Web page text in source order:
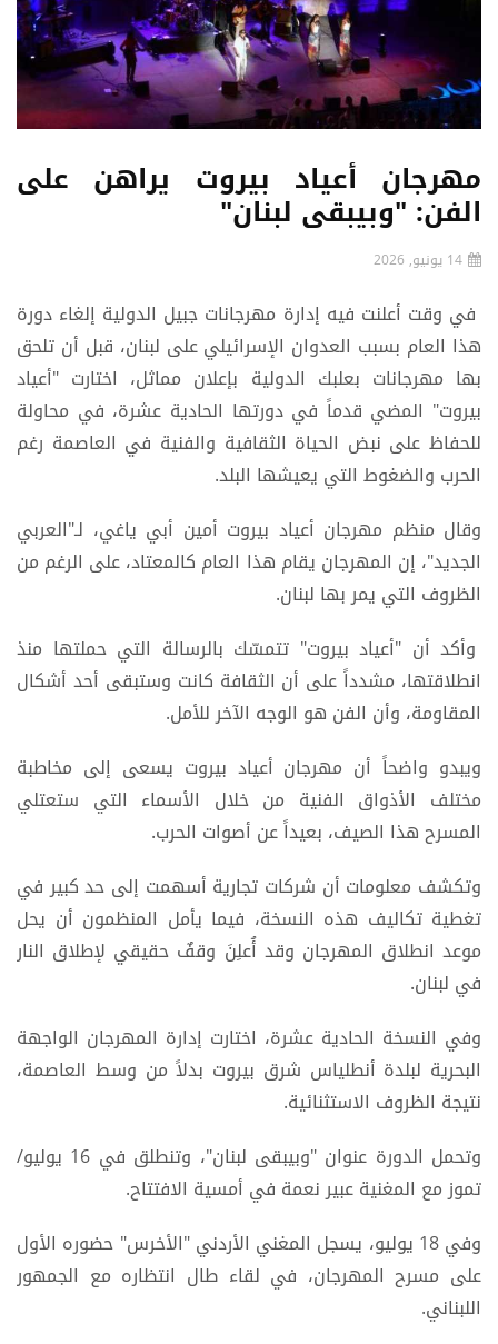
مهرجان أعياد بيروت يراهن على
الفن: "وبيبقى لبنان"
14 يونيو, 2026
في وقت أعلنت فيه إدارة مهرجانات جبيل الدولية إلغاء دورة
هذا العام بسبب العدوان الإسرائيلي على لبنان، قبل أن تلحق
بها مهرجانات بعلبك الدولية بإعلان مماثل، اختارت "أعياد
بيروت" المضي قدماً في دورتها الحادية عشرة، في محاولة
للحفاظ على نبض الحياة الثقافية والفنية في العاصمة رغم
الحرب والضغوط التي يعيشها البلد.
وقال منظم مهرجان أعياد بيروت أمين أبي ياغي، لـ"العربي
الجديد"، إن المهرجان يقام هذا العام كالمعتاد، على الرغم من
الظروف التي يمر بها لبنان.
وأكد أن "أعياد بيروت" تتمسّك بالرسالة التي حملتها منذ
انطلاقتها، مشدداً على أن الثقافة كانت وستبقى أحد أشكال
المقاومة، وأن الفن هو الوجه الآخر للأمل.
ويبدو واضحاً أن مهرجان أعياد بيروت يسعى إلى مخاطبة
مختلف الأذواق الفنية من خلال الأسماء التي ستعتلي
المسرح هذا الصيف، بعيداً عن أصوات الحرب.
وتكشف معلومات أن شركات تجارية أسهمت إلى حد كبير في
تغطية تكاليف هذه النسخة، فيما يأمل المنظمون أن يحل
موعد انطلاق المهرجان وقد أُعلِنَ وقفٌ حقيقي لإطلاق النار
في لبنان.
وفي النسخة الحادية عشرة، اختارت إدارة المهرجان الواجهة
البحرية لبلدة أنطلياس شرق بيروت بدلاً من وسط العاصمة،
نتيجة الظروف الاستثنائية.
وتحمل الدورة عنوان "وبيبقى لبنان"، وتنطلق في 16 يوليو/
تموز مع المغنية عبير نعمة في أمسية الافتتاح.
وفي 18 يوليو، يسجل المغني الأردني "الأخرس" حضوره الأول
على مسرح المهرجان، في لقاء طال انتظاره مع الجمهور
اللبناني.